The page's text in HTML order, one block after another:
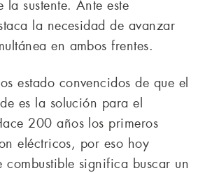
la sustente. Ante este
la necesidad de avanzar
en ambos frentes.
estado convencidos de que el
es la solución para el
200 años los primeros
eléctricos, por eso hoy
combustible significa buscar un